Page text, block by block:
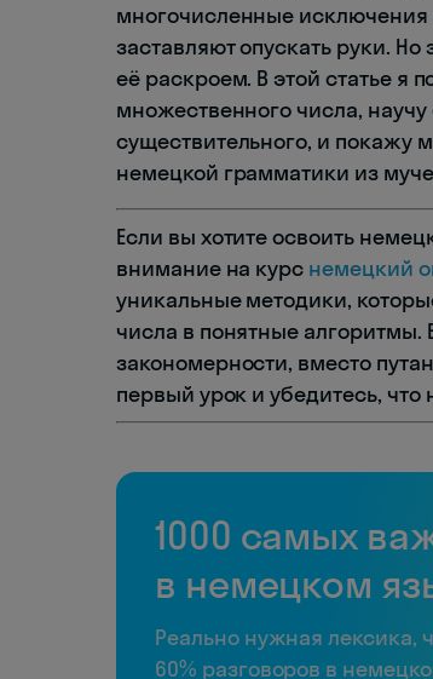
многочисленные исключения
заставляют опускать руки.
её раскроем. В этой статье я
множественного числа,
существительного, и покажу
немецкой грамматики из
Если вы хотите освоить
внимание на курс немецкий
уникальные методики,
числа в понятные
закономерности, вместо
первый урок и убедитесь,
1000 самых
в немецком
Реально нужная лексика,
60% разговоров в